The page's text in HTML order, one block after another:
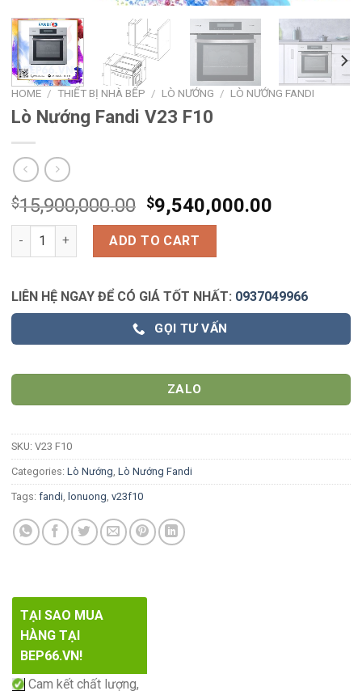
HOME / THIẾT BỊ NHÀ BẾP / LÒ NƯỚNG / LÒ NƯỚNG FANDI
Lò Nướng Fandi V23 F10
$15,900,000.00 $9,540,000.00
Lò Nướng Fandi V23 F10 quantity
ADD TO CART
LIÊN HỆ NGAY ĐỂ CÓ GIÁ TỐT NHẤT: 0937049966
GỌI TƯ VẤN
ZALO
SKU: V23 F10
Categories: Lò Nướng Lò Nướng Fandi
Tags: fandi lonuong v23f10
TẠI SAO MUA
HÀNG TẠI
BEP66.VN!
Cam kết chất lượng,